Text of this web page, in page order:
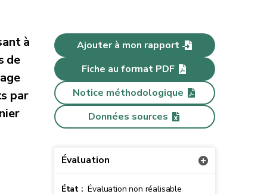
à
de
par
Ajouter à mon rapport
Fiche au format PDF
Notice méthodologique
Données sources
Évaluation
État : Évaluation non réalisable